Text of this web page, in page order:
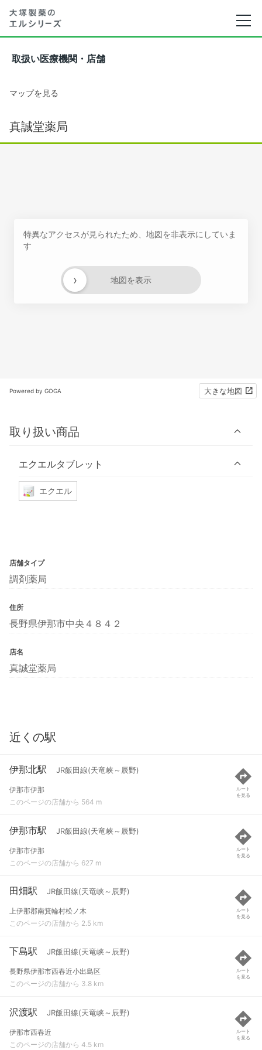
取扱い医療機関・店舗
マップを見る
真誠堂薬局
特異なアクセスが見られたため、地図を非表示にしていま
す
地図を表示
›
Powered by GOGA 大きな地図
取り扱い商品
エクエルタブレット
エクエル
店舗タイプ
調剤薬局
住所
長野県伊那市中央４８４２
店名
真誠堂薬局
近くの駅
伊那北駅 JR飯田線(天竜峡～辰野)
伊那市伊那
このページの店舗から 564 m
ルート
を見る
伊那市駅 JR飯田線(天竜峡～辰野)
伊那市伊那
このページの店舗から 627 m
ルート
を見る
田畑駅 JR飯田線(天竜峡～辰野)
上伊那郡南箕輪村松ノ木
このページの店舗から 2.5 km
ルート
を見る
下島駅 JR飯田線(天竜峡～辰野)
長野県伊那市西春近小出島区
このページの店舗から 3.8 km
ルート
を見る
沢渡駅 JR飯田線(天竜峡～辰野)
伊那市西春近
このページの店舗から 4.5 km
ルート
を見る